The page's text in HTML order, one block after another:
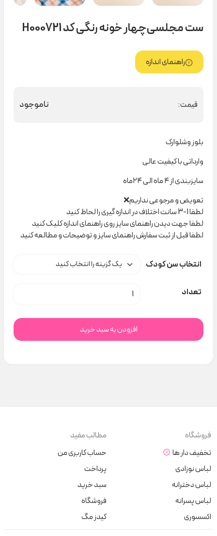
ست مجلسی‌چهار خونه رنگی کد H000721
راهنمای اندازه
قیمت: ناموجود
بلوز وشلوارک
وارداتی با کیفیت عالی
سایزبندی از ۴ ماه الی ۲۴ماه
تعویض و مرجوعی نداریم❌
لطفا 1-3 سانت اختلاف در اندازه گیری را لحاظ کنید
لطفا جهت دیدن راهنمای سایز روی راهنمای اندازه کلیک کنید
لطفا قبل از ثبت سفارش راهنمای سایز و توضیحات و مطالعه کنید
انتخاب سن کودک
تعداد ست مجلسی‌چهار خونه رنگی کد H000721 عدد
افزودن به سبد خرید
فروشگاه
تخفیف دار ها
لباس نوزادی
لباس دخترانه
لباس پسرانه
اکسسوری
مطالب مفید
حساب کاربری من
پرداخت
سبد خرید
فروشگاه
کیدز مگ